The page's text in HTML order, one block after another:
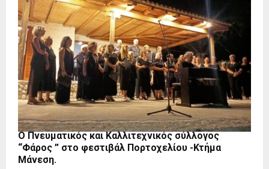
Ο Πνευματικός και Καλλιτεχνικός σύλλογος
“Φάρος ” στο φεστιβάλ Πορτοχελίου -Κτήμα
Μάνεση.